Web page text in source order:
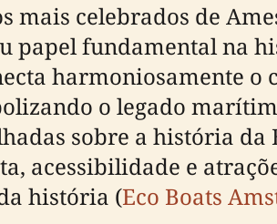
mais celebrados de
papel fundamental na
harmoniosamente
o legado
sobre a história da
acessibilidade e
história (Eco Boats